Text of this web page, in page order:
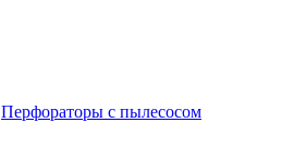
Перфораторы с пылесосом